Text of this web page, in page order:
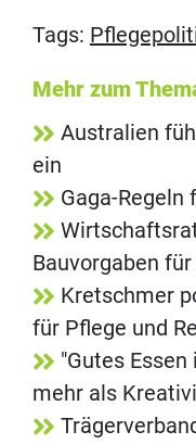
Tags:
Mehr zum
Australien
ein
Gaga-Regeln
Bauvorgaben
Kretschmer
für Pflege und
"Gutes
mehr als